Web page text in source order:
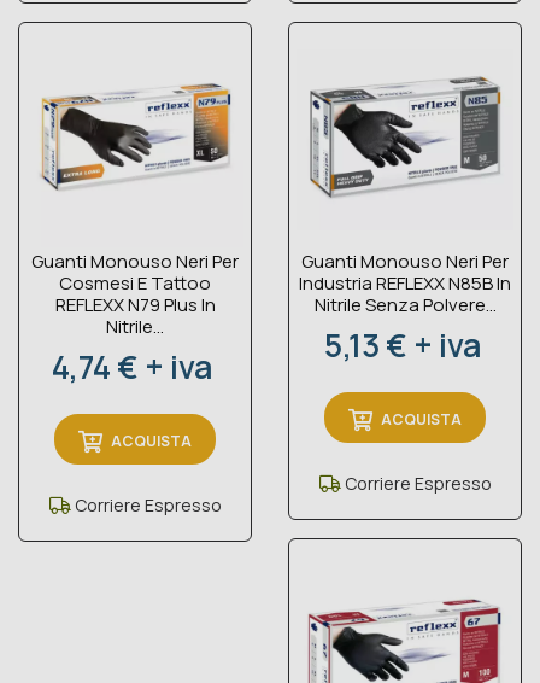
Guanti Monouso Neri Per
Cosmesi E Tattoo
REFLEXX N79 Plus In
Nitrile...
Prezzo
4,74 € + iva
ACQUISTA
Corriere Espresso
Guanti Monouso Neri Per
Industria REFLEXX N85B In
Nitrile Senza Polvere...
Prezzo
5,13 € + iva
ACQUISTA
Corriere Espresso